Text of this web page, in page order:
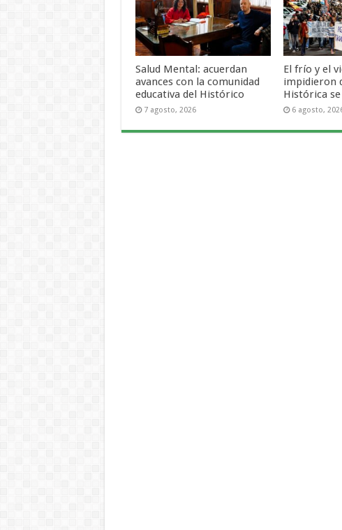
Salud Mental: acuerdan
avances con la comunidad
educativa del Histórico
7 agosto, 2026
El frío y el
impidieron
Histórica
6 agosto,